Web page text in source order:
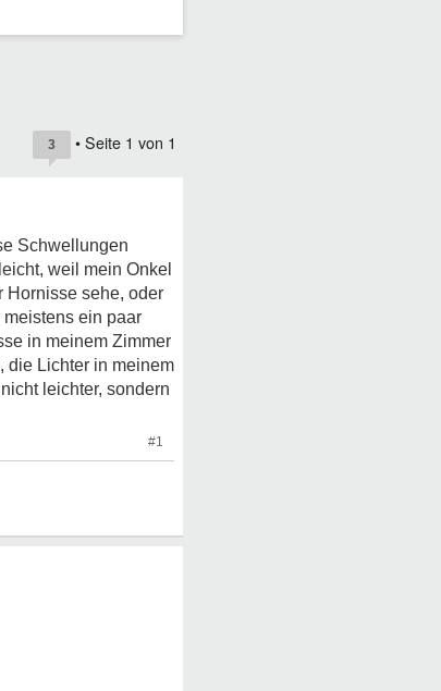
3 • Seite 1 von 1
Schwellungen
weil mein Onkel
Hornisse sehe, oder
ein paar
in meinem Zimmer
die Lichter in meinem
leichter, sondern
#1